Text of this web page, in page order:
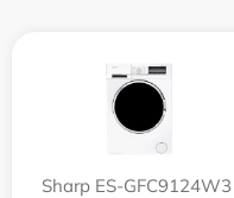
Sharp ES-GFC9124W3